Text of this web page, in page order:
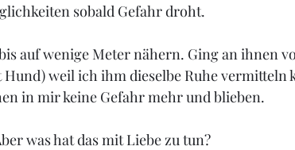
sobald Gefahr droht.
auf wenige Meter nähern. Ging an ihnen
weil ich ihm dieselbe Ruhe vermitteln
in mir keine Gefahr mehr und blieben.
was hat das mit Liebe zu tun?